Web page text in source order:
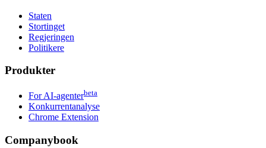
Staten
Stortinget
Regjeringen
Politikere
Produkter
For AI-agenterbeta
Konkurrentanalyse
Chrome Extension
Companybook